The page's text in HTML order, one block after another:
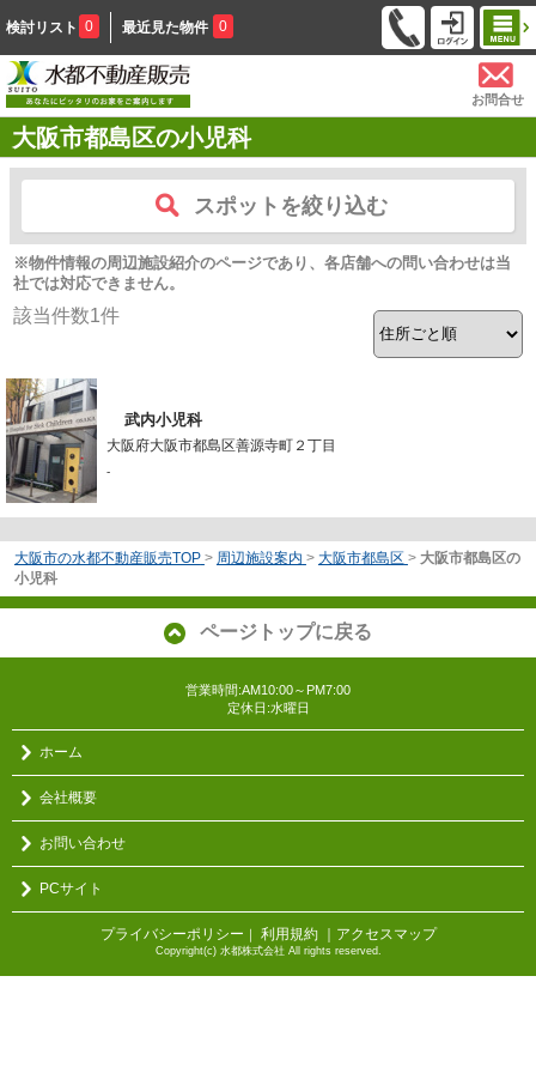
検討リスト 0 最近見た物件 0
お問合せ
大阪市都島区の小児科
スポットを絞り込む
※物件情報の周辺施設紹介のページであり、各店舗への問い合わせは当
社では対応できません。
該当件数1件
武内小児科
大阪府大阪市都島区善源寺町２丁目
-
大阪市の水都不動産販売TOP > 周辺施設案内 > 大阪市都島区 > 大阪市都島区の
小児科
ページトップに戻る
営業時間:AM10:00～PM7:00
定休日:水曜日
ホーム
会社概要
お問い合わせ
PCサイト
プライバシーポリシー ｜ 利用規約 ｜アクセスマップ
Copyright(c) 水都株式会社 All rights reserved.